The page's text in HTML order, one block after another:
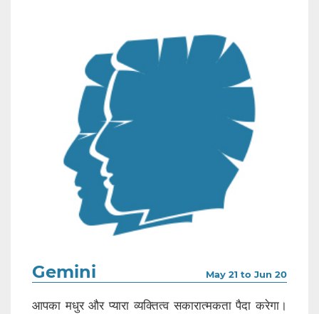
Gemini May 21 to Jun 20
आपका मधुर और प्यारा व्यक्तित्व सकारात्मकता पैदा करेगा।